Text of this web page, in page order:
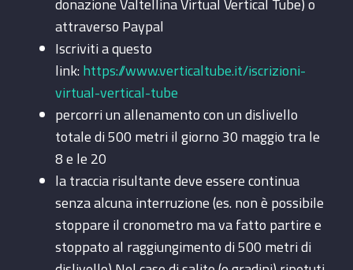
donazione Valtellina Virtual Vertical Tube) o
attraverso Paypal
Iscriviti a questo
link: https://www.verticaltube.it/iscrizioni-
virtual-vertical-tube
percorri un allenamento con un dislivello
totale di 500 metri il giorno 30 maggio tra le
8 e le 20
la traccia risultante deve essere continua
senza alcuna interruzione (es. non è possibile
stoppare il cronometro ma va fatto partire e
stoppato al raggiungimento di 500 metri di